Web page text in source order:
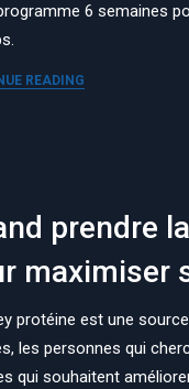
6 semaines
READING
prendre
maximiser
protéine est une
les personnes qui
qui souhaitent